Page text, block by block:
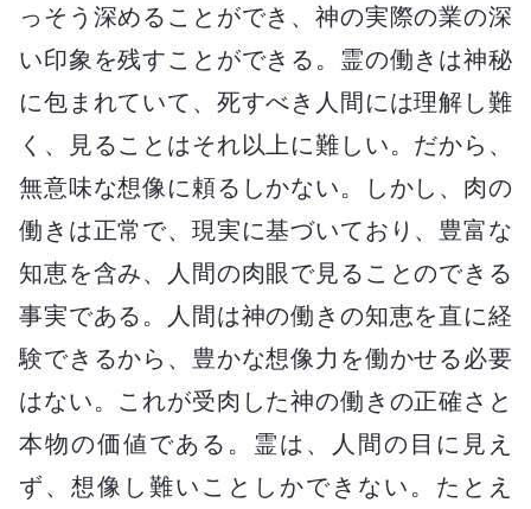
っそう深めることができ、神の実際の業の深
い印象を残すことができる。霊の働きは神秘
に包まれていて、死すべき人間には理解し難
く、見ることはそれ以上に難しい。だから、
無意味な想像に頼るしかない。しかし、肉の
働きは正常で、現実に基づいており、豊富な
知恵を含み、人間の肉眼で見ることのできる
事実である。人間は神の働きの知恵を直に経
験できるから、豊かな想像力を働かせる必要
はない。これが受肉した神の働きの正確さと
本物の価値である。霊は、人間の目に見え
ず、想像し難いことしかできない。たとえ